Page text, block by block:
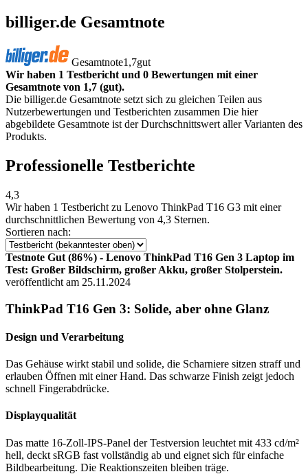
billiger.de Gesamtnote
Gesamtnote1,7gut
Wir haben 1 Testbericht und 0 Bewertungen mit einer
Gesamtnote von 1,7 (gut).
Die billiger.de Gesamtnote setzt sich zu gleichen Teilen aus
Nutzerbewertungen und Testberichten zusammen Die hier
abgebildete Gesamtnote ist der Durchschnittswert aller Varianten des
Produkts.
Professionelle Testberichte
4,3
Wir haben 1 Testbericht zu Lenovo ThinkPad T16 G3 mit einer
durchschnittlichen Bewertung von 4,3 Sternen.
Sortieren nach:
Testnote Gut (86%) - Lenovo ThinkPad T16 Gen 3 Laptop im
Test: Großer Bildschirm, großer Akku, großer Stolperstein.
veröffentlicht am 25.11.2024
ThinkPad T16 Gen 3: Solide, aber ohne Glanz
Design und Verarbeitung
Das Gehäuse wirkt stabil und solide, die Scharniere sitzen straff und
erlauben Öffnen mit einer Hand. Das schwarze Finish zeigt jedoch
schnell Fingerabdrücke.
Displayqualität
Das matte 16-Zoll-IPS-Panel der Testversion leuchtet mit 433 cd/m²
hell, deckt sRGB fast vollständig ab und eignet sich für einfache
Bildbearbeitung. Die Reaktionszeiten bleiben träge.